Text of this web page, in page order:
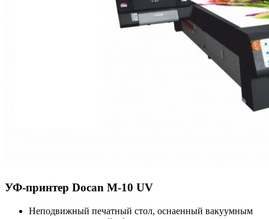
УФ-принтер Docan M-10 UV
Неподвижный печатный стол, оснаенный вакуумным